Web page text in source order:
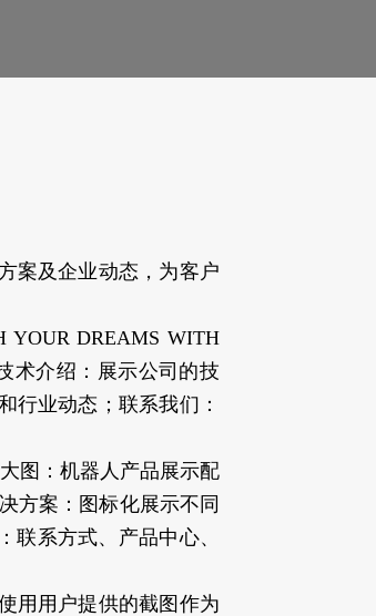
案及企业动态，为客户
DREAMS WITH
术介绍：展示公司的技
行业动态；联系我们：
图：机器人产品展示配
方案：图标化展示不同
联系方式、产品中心、
用用户提供的截图作为